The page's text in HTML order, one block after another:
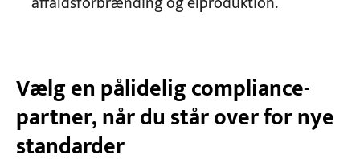
Vælg en pålidelig compliance-
partner, når du står over for nye
standarder